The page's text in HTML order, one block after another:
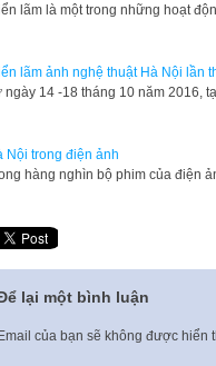
lãm là một trong những hoạt
lãm ảnh nghệ thuật Hà Nội lần
ngày 14 -18 tháng 10 năm 2016,
Nội trong điện ảnh
hàng nghìn bộ phim của điện
lại một bình luận
của bạn sẽ không được hiển